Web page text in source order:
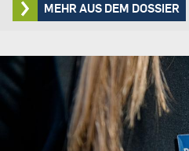
MEHR AUS DEM DOSSIER